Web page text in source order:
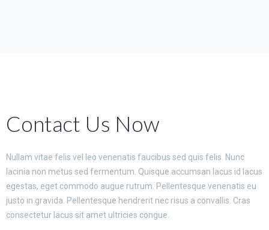
Contact Us Now
Nullam vitae felis vel leo venenatis faucibus sed quis felis. Nunc
lacinia non metus sed fermentum. Quisque accumsan lacus id lacus
egestas, eget commodo augue rutrum. Pellentesque venenatis eu
justo in gravida. Pellentesque hendrerit nec risus a convallis. Cras
consectetur lacus sit amet ultricies congue.